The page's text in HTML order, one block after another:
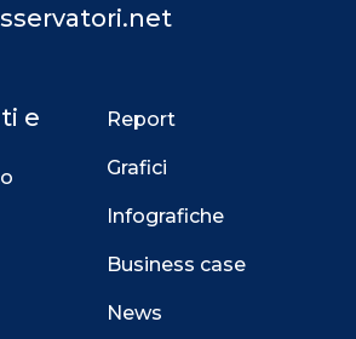
e
Report
Grafici
Infografiche
Business case
News